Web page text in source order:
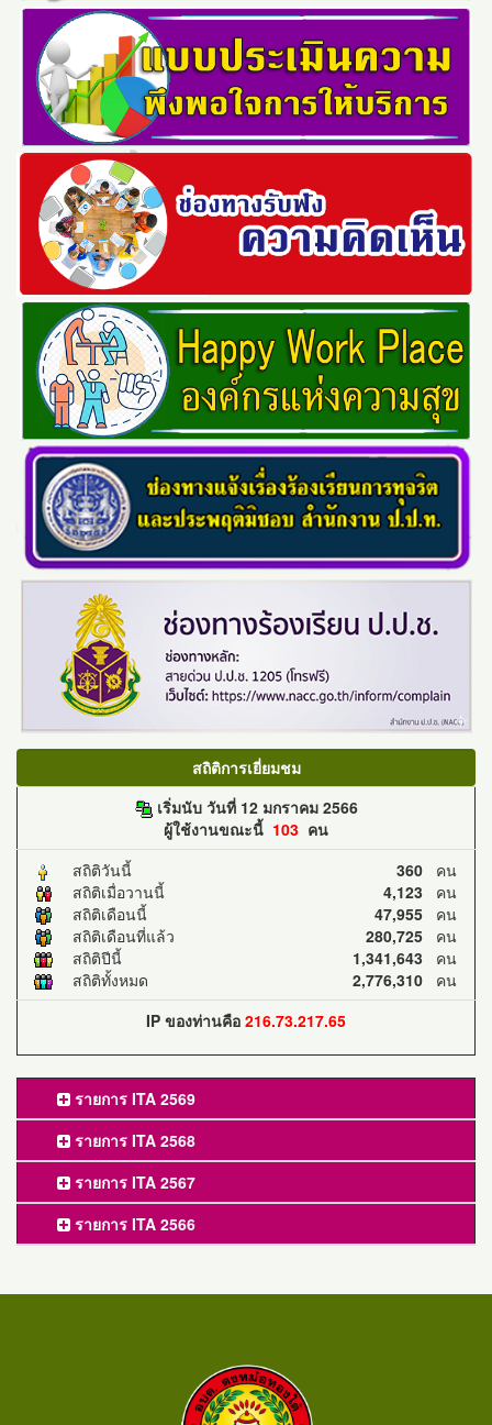
สถิติการเยี่ยมชม
เริ่มนับ วันที่ 12 มกราคม 2566
ผู้ใช้งานขณะนี้ 103 คน
สถิติวันนี้
360 คน
สถิติเมื่อวานนี้
4,123 คน
สถิติเดือนนี้
47,955 คน
สถิติเดือนที่แล้ว
280,725 คน
สถิติปีนี้
1,341,643 คน
สถิติทั้งหมด
2,776,310 คน
IP ของท่านคือ 216.73.217.65
รายการ ITA 2569
รายการ ITA 2568
รายการ ITA 2567
รายการ ITA 2566